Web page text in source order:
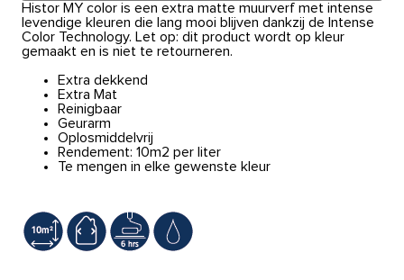
Histor MY color is een extra matte muurverf met intense
levendige kleuren die lang mooi blijven dankzij de Intense
Color Technology. Let op: dit product wordt op kleur
gemaakt en is niet te retourneren.
Extra dekkend
Extra Mat
Reinigbaar
Geurarm
Oplosmiddelvrij
Rendement: 10m2 per liter
Te mengen in elke gewenste kleur